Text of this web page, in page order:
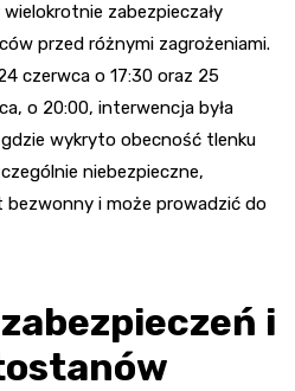
zabezpieczały
przed różnymi zagrożeniami.
czerwca o 17:30 oraz 25
o 20:00, interwencja była
wykryto obecność tlenku
niebezpieczne,
i może prowadzić do
i